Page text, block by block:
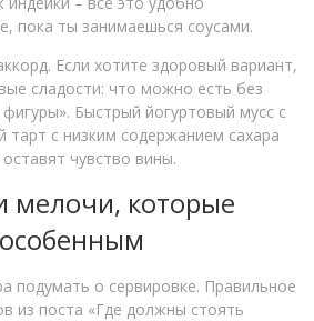
пока ты занимаешься соусами.
Если хотите здоровый вариант,
сладости: что можно есть без
Быстрый йогуртовый мусс с
тарт с низким содержанием сахара
чувство вины.
мелочи, которые
подумать о сервировке. Правильное
из поста «Где должны стоять